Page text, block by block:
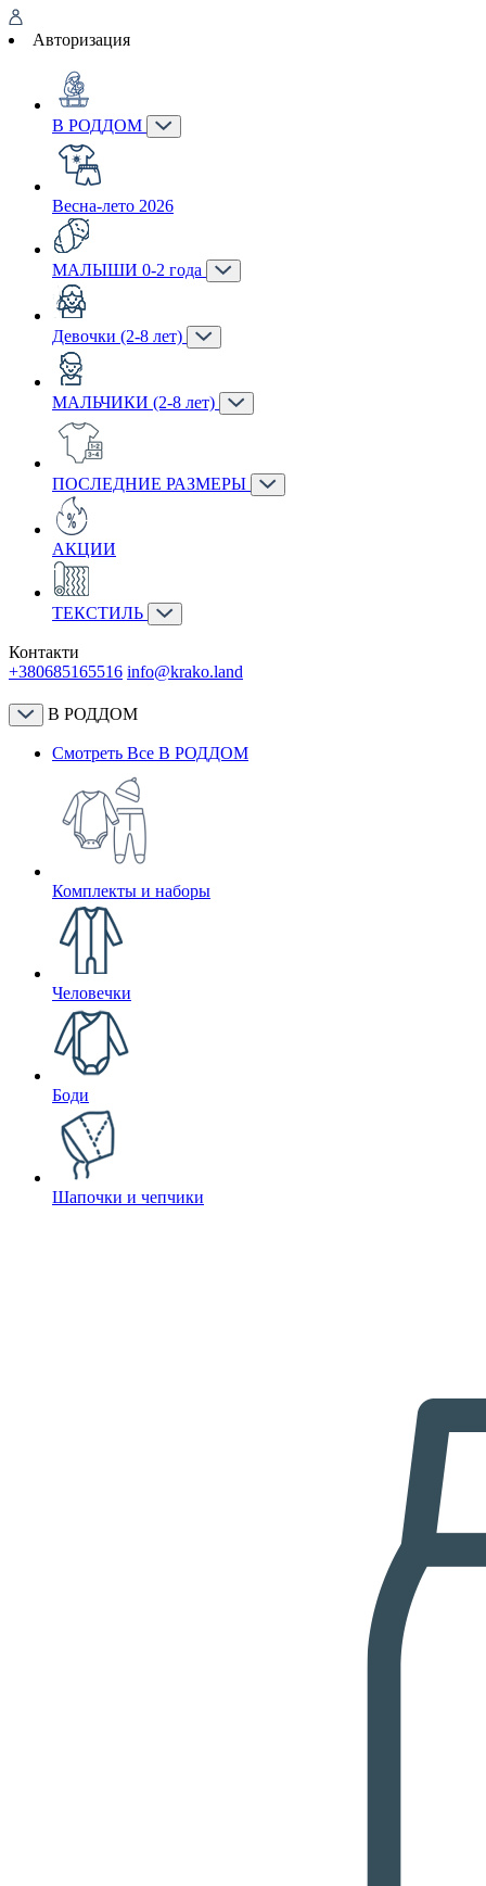
Авторизация
В РОДДОМ
Весна-лето 2026
МАЛЫШИ 0-2 года
Девочки (2-8 лет)
МАЛЬЧИКИ (2-8 лет)
ПОСЛЕДНИЕ РАЗМЕРЫ
АКЦИИ
ТЕКСТИЛЬ
Контакти
+380685165516 info@krako.land
В РОДДОМ
Смотреть Все В РОДДОМ
Комплекты и наборы
Человечки
Боди
Шапочки и чепчики